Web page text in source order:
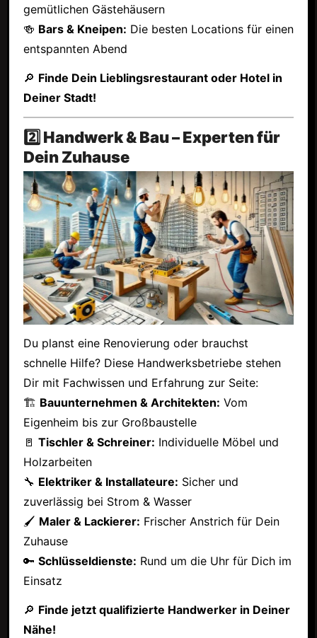
gemütlichen Gästehäusern
🍻 Bars & Kneipen: Die besten Locations für einen
entspannten Abend
🔎 Finde Dein Lieblingsrestaurant oder Hotel in
Deiner Stadt!
2️⃣ Handwerk & Bau – Experten für
Dein Zuhause
Du planst eine Renovierung oder brauchst
schnelle Hilfe? Diese Handwerksbetriebe stehen
Dir mit Fachwissen und Erfahrung zur Seite:
🏗 Bauunternehmen & Architekten: Vom
Eigenheim bis zur Großbaustelle
🚪 Tischler & Schreiner: Individuelle Möbel und
Holzarbeiten
🔧 Elektriker & Installateure: Sicher und
zuverlässig bei Strom & Wasser
🖌 Maler & Lackierer: Frischer Anstrich für Dein
Zuhause
🔑 Schlüsseldienste: Rund um die Uhr für Dich im
Einsatz
🔎 Finde jetzt qualifizierte Handwerker in Deiner
Nähe!